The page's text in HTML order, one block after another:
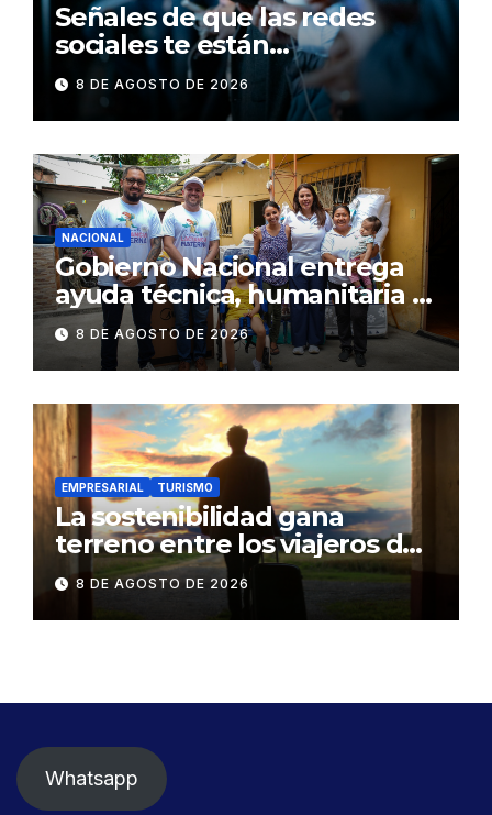
Señales de que las redes
sociales te están
consumiendo
8 DE AGOSTO DE 2026
NACIONAL
Gobierno Nacional entrega
ayuda técnica, humanitaria y
Bono Joaquín Gallegos Lara a
familia en situación de
vulnerabilidad
8 DE AGOSTO DE 2026
EMPRESARIAL TURISMO
La sostenibilidad gana
terreno entre los viajeros de
negocios
8 DE AGOSTO DE 2026
Whatsapp